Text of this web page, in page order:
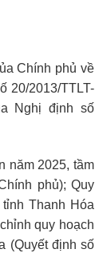
Chính phủ về
20/2013/TTLT-
Nghị định số
năm 2025, tầm
phủ); Quy
Thanh Hóa
quy hoạch
(Quyết định số